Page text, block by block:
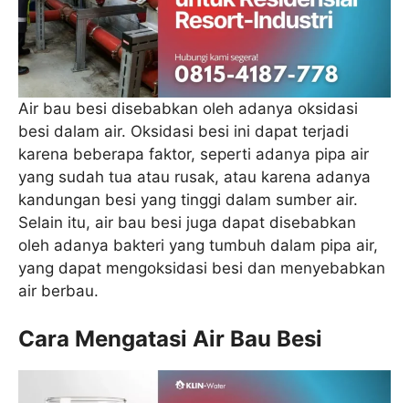
Air bau besi disebabkan oleh adanya oksidasi
besi dalam air. Oksidasi besi ini dapat terjadi
karena beberapa faktor, seperti adanya pipa air
yang sudah tua atau rusak, atau karena adanya
kandungan besi yang tinggi dalam sumber air.
Selain itu, air bau besi juga dapat disebabkan
oleh adanya bakteri yang tumbuh dalam pipa air,
yang dapat mengoksidasi besi dan menyebabkan
air berbau.
Cara Mengatasi Air Bau Besi